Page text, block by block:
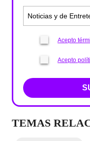
Acepto
Acepto
TEMAS